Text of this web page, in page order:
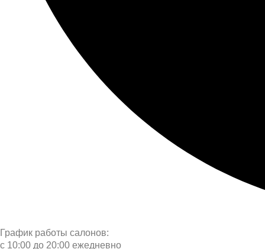
График работы салонов:
с 10:00 до 20:00 ежедневно